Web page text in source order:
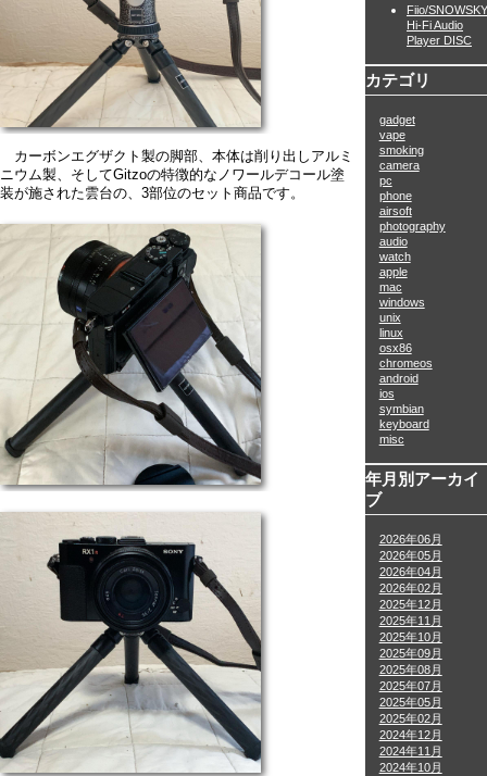
カーボンエグザクト製の脚部、本体は削り出しアルミ
ニウム製、そしてGitzoの特徴的なノワールデコール塗
装が施された雲台の、3部位のセット商品です。
Fiio/SNOWSKY
Hi-Fi Audio
Player DISC
カテゴリ
gadget
vape
smoking
camera
pc
phone
airsoft
photography
audio
watch
apple
mac
windows
unix
linux
osx86
chromeos
android
ios
symbian
keyboard
misc
年月別アーカイ
ブ
2026年06月
2026年05月
2026年04月
2026年02月
2025年12月
2025年11月
2025年10月
2025年09月
2025年08月
2025年07月
2025年05月
2025年02月
2024年12月
2024年11月
2024年10月